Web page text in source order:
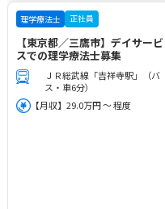
理学療法士 正社員
【東京都／三鷹市】デイサービ
スでの理学療法士募集
ＪＲ総武線「吉祥寺駅」（バ
ス・車6分）
【月収】29.0万円 ～ 程度